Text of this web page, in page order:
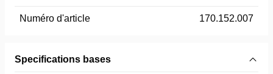
Numéro d'article 170.152.007
Specifications bases